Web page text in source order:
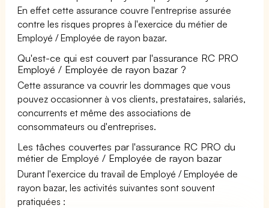
En effet cette assurance couvre l'entreprise assurée
contre les risques propres à l'exercice du métier de
Employé / Employée de rayon bazar.
Qu'est-ce qui est couvert par l'assurance RC PRO
Employé / Employée de rayon bazar ?
Cette assurance va couvrir les dommages que vous
pouvez occasionner à vos clients, prestataires, salariés,
concurrents et même des associations de
consommateurs ou d'entreprises.
Les tâches couvertes par l'assurance RC PRO du
métier de Employé / Employée de rayon bazar
Durant l'exercice du travail de Employé / Employée de
rayon bazar, les activités suivantes sont souvent
pratiquées :